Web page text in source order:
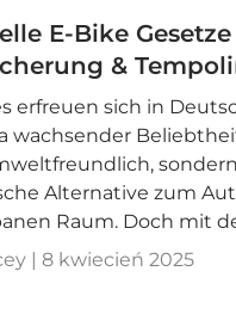
E-Bike
&
erfreuen sich in
wachsender
Alternative zum
Raum. Doch mit
| 8 kwiecień 2025